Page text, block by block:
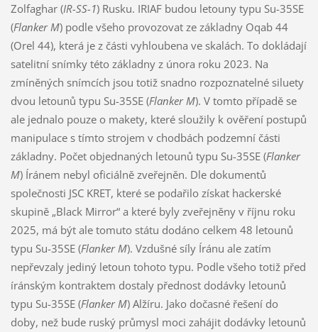
Zolfaghar (IR-SS-1) Rusku. IRIAF budou letouny typu Su-35SE
(Flanker M) podle všeho provozovat ze základny Oqab 44
(Orel 44), která je z části vyhloubena ve skalách. To dokládají
satelitní snímky této základny z února roku 2023. Na
zmíněných snímcích jsou totiž snadno rozpoznatelné siluety
dvou letounů typu Su-35SE (Flanker M). V tomto případě se
ale jednalo pouze o makety, které sloužily k ověření postupů
manipulace s tímto strojem v chodbách podzemní části
základny. Počet objednaných letounů typu Su-35SE (Flanker
M) Íránem nebyl oficiálně zveřejněn. Dle dokumentů
společnosti JSC KRET, které se podařilo získat hackerské
skupině „Black Mirror“ a které byly zveřejněny v říjnu roku
2025, má být ale tomuto státu dodáno celkem 48 letounů
typu Su-35SE (Flanker M). Vzdušné síly Íránu ale zatím
nepřevzaly jediný letoun tohoto typu. Podle všeho totiž před
íránským kontraktem dostaly přednost dodávky letounů
typu Su-35SE (Flanker M) Alžíru. Jako dočasné řešení do
doby, než bude ruský průmysl moci zahájit dodávky letounů